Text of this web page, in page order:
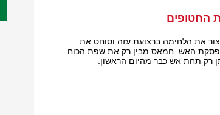
החטופים
את הלחימה ברצועת עזה וסוחט את
האש. חמאס מבין רק את שפת הכוח
רק תחת אש כבר מהיום הראשון.